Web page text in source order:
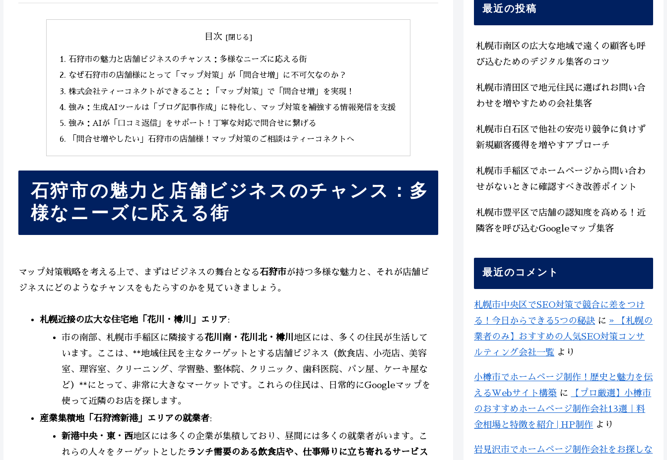
目次
石狩市の魅力と店舗ビジネスのチャンス：多様なニーズに応える街
なぜ石狩市の店舗様にとって「マップ対策」が「問合せ増」に不可欠なのか？
株式会社ティーコネクトができること：「マップ対策」で「問合せ増」を実現！
強み：生成AIツールは「ブログ記事作成」に特化し、マップ対策を補強する情報発信を支援
強み：AIが「口コミ返信」をサポート！丁寧な対応で問合せに繋げる
「問合せ増やしたい」石狩市の店舗様！マップ対策のご相談はティーコネクトへ
石狩市の魅力と店舗ビジネスのチャンス：多
様なニーズに応える街
マップ対策戦略を考える上で、まずはビジネスの舞台となる石狩市が持つ多様な魅力と、それが店舗ビ
ジネスにどのようなチャンスをもたらすのかを見ていきましょう。
札幌近接の広大な住宅地「花川・樽川」エリア:
市の南部、札幌市手稲区に隣接する花川南・花川北・樽川 地区には、多くの住民が生活して
います。ここは、**地域住民を主なターゲットとする店舗ビジネス（飲食店、小売店、美容
室、理容室、クリーニング、学習塾、整体院、クリニック、歯科医院、パン屋、ケーキ屋な
ど）**にとって、非常に大きなマーケットです。これらの住民は、日常的にGoogleマップを
使って近隣のお店を探します。
産業集積地「石狩湾新港」エリアの就業者:
新港中央・東・西地区には多くの企業が集積しており、昼間には多くの就業者がいます。こ
れらの人々をターゲットとした ランチ需要のある飲食店や、仕事帰りに立ち寄れるサービス
最近の投稿
札幌市南区の広大な地域で遠くの顧客も呼
び込むためのデジタル集客のコツ
札幌市清田区で地元住民に選ばれお問い合
わせを増やすための会社集客
札幌市白石区で他社の安売り競争に負けず
新規顧客獲得を増やすアプローチ
札幌市手稲区でホームページから問い合わ
せがないときに確認すべき改善ポイント
札幌市豊平区で店舗の認知度を高める！近
隣客を呼び込むGoogleマップ集客
最近のコメント
札幌市中央区でSEO対策で競合に差をつけ
る！今日からできる5つの秘訣 に » 【札幌の
業者のみ】おすすめの人気SEO対策コンサ
ルティング会社一覧 より
小樽市でホームページ制作！歴史と魅力を伝
えるWebサイト構築 に
【プロ厳選】小樽市
のおすすめホームページ制作会社13選｜料
金相場と特徴を紹介 | HP制作 より
岩見沢市でホームページ制作会社をお探しな